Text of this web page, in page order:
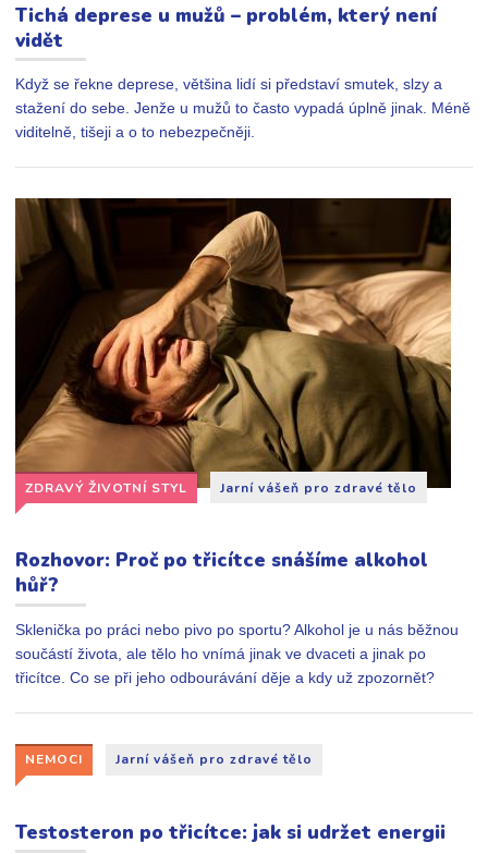
Tichá deprese u mužů – problém, který není
vidět
Když se řekne deprese, většina lidí si představí smutek, slzy a
stažení do sebe. Jenže u mužů to často vypadá úplně jinak. Méně
viditelně, tišeji a o to nebezpečněji.
ZDRAVÝ ŽIVOTNÍ STYL Jarní vášeň pro zdravé tělo
Rozhovor: Proč po třicítce snášíme alkohol
hůř?
Sklenička po práci nebo pivo po sportu? Alkohol je u nás běžnou
součástí života, ale tělo ho vnímá jinak ve dvaceti a jinak po
třicítce. Co se při jeho odbourávání děje a kdy už zpozornět?
NEMOCI Jarní vášeň pro zdravé tělo
Testosteron po třicítce: jak si udržet energii